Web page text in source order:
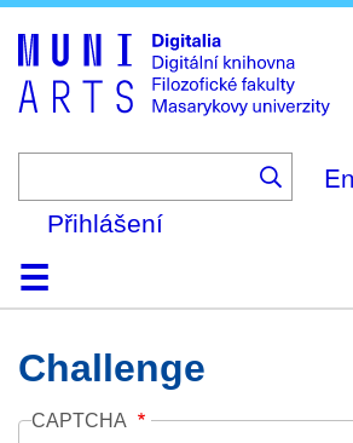
to
main
content
Přihlášení
DomůKolekce
Prohlížení
Vyhledávání
O platformě
Nápověda
KontaktDigitalia
Challenge
CAPTCHA